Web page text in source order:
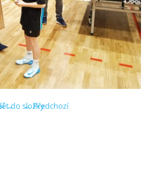
← Předchozí
→do složky